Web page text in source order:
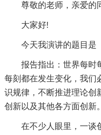
尊敬的老师，亲爱的
大家好!
今天我演讲的题目是
报告指出：世界每时
每刻都在发生变化，我们
识规律，不断推进理论创
创新以及其他各方面创新。
在不少人眼里，一谈